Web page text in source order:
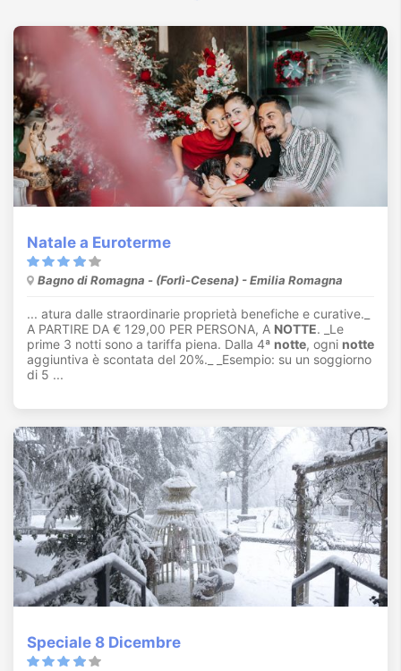
Natale a Euroterme
Bagno di Romagna - (Forlì-Cesena) - Emilia Romagna
... atura dalle straordinarie proprietà benefiche e curative._
A PARTIRE DA € 129,00 PER PERSONA, A NOTTE. _Le
prime 3 notti sono a tariffa piena. Dalla 4ª notte, ogni notte
aggiuntiva è scontata del 20%._ _Esempio: su un soggiorno
di 5 ...
Speciale 8 Dicembre